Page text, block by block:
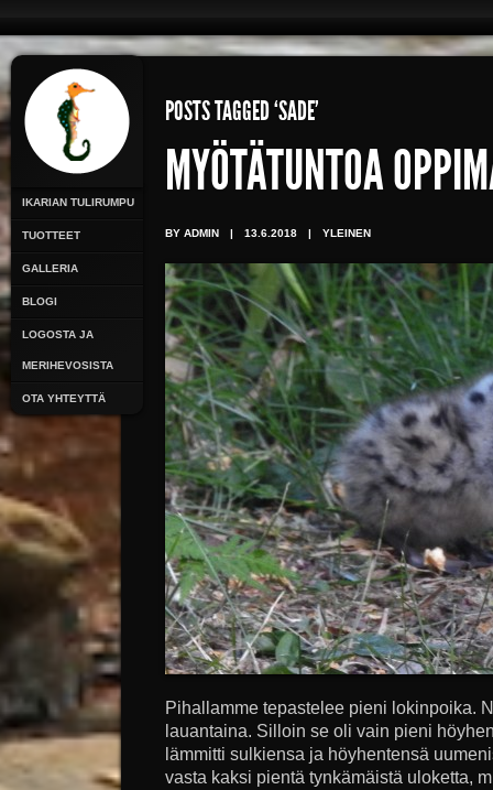
IKARIAN TULIRUMPU
TUOTTEET
GALLERIA
BLOGI
LOGOSTA JA
MERIHEVOSISTA
OTA YHTEYTTÄ
POSTS TAGGED ‘SADE’
MYÖTÄTUNTOA
BY ADMIN | 13.6.2018 | YLEINEN
Pihallamme tepastelee pieni lokinpoika.
lauantaina. Silloin se oli vain pieni
lämmitti sulkiensa ja höyhentensä
vasta kaksi pientä tynkämäistä uloketta,